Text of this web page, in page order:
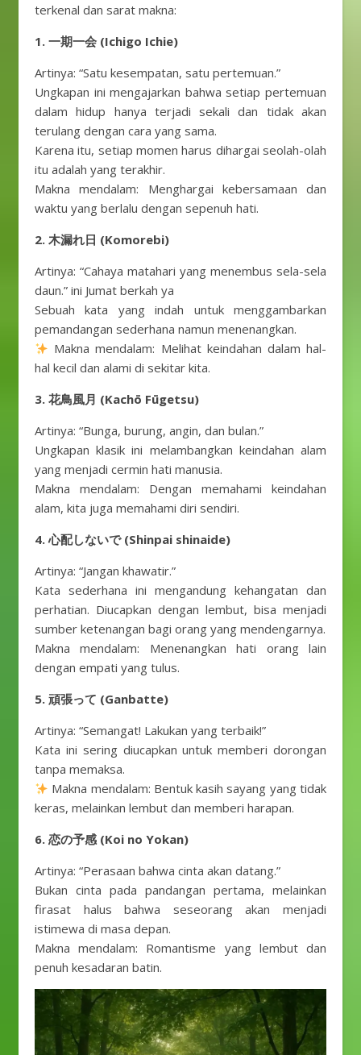
terkenal dan sarat makna:
1. 一期一会 (Ichigo Ichie)
Artinya: “Satu kesempatan, satu pertemuan.”
Ungkapan ini mengajarkan bahwa setiap pertemuan
dalam hidup hanya terjadi sekali dan tidak akan
terulang dengan cara yang sama.
Karena itu, setiap momen harus dihargai seolah-olah
itu adalah yang terakhir.
Makna mendalam: Menghargai kebersamaan dan
waktu yang berlalu dengan sepenuh hati.
2. 木漏れ日 (Komorebi)
Artinya: “Cahaya matahari yang menembus sela-sela
daun.” ini Jumat berkah ya
Sebuah kata yang indah untuk menggambarkan
pemandangan sederhana namun menenangkan.
Makna mendalam: Melihat keindahan dalam hal-
hal kecil dan alami di sekitar kita.
3. 花鳥風月 (Kachō Fūgetsu)
Artinya: “Bunga, burung, angin, dan bulan.”
Ungkapan klasik ini melambangkan keindahan alam
yang menjadi cermin hati manusia.
Makna mendalam: Dengan memahami keindahan
alam, kita juga memahami diri sendiri.
4. 心配しないで (Shinpai shinaide)
Artinya: “Jangan khawatir.”
Kata sederhana ini mengandung kehangatan dan
perhatian. Diucapkan dengan lembut, bisa menjadi
sumber ketenangan bagi orang yang mendengarnya.
Makna mendalam: Menenangkan hati orang lain
dengan empati yang tulus.
5. 頑張って (Ganbatte)
Artinya: “Semangat! Lakukan yang terbaik!”
Kata ini sering diucapkan untuk memberi dorongan
tanpa memaksa.
Makna mendalam: Bentuk kasih sayang yang tidak
keras, melainkan lembut dan memberi harapan.
6. 恋の予感 (Koi no Yokan)
Artinya: “Perasaan bahwa cinta akan datang.”
Bukan cinta pada pandangan pertama, melainkan
firasat halus bahwa seseorang akan menjadi
istimewa di masa depan.
Makna mendalam: Romantisme yang lembut dan
penuh kesadaran batin.